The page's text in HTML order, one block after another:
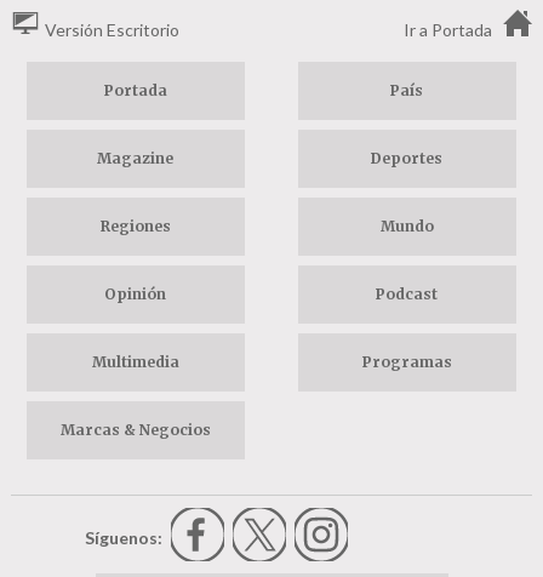
Versión Escritorio Ir a Portada
Portada País
Magazine Deportes
Regiones Mundo
Opinión Podcast
Multimedia Programas
Marcas & Negocios
Síguenos: